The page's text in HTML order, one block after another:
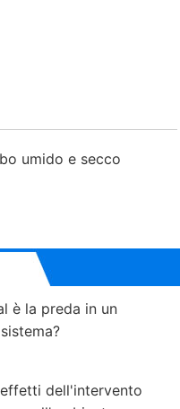
umido e secco
è la preda in un
dell'intervento